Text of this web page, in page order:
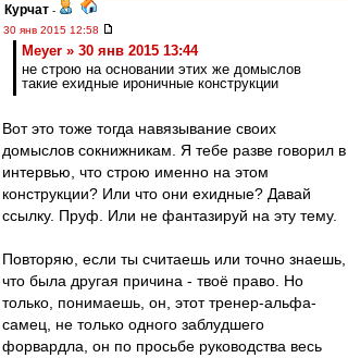
Курчат -
30 янв 2015 12:58
Meyer » 30 янв 2015 13:44
не строю на основании этих же домыслов
такие ехидные ироничные конструкции
Вот это тоже тогда навязывание своих
домыслов сокнижникам. Я тебе разве говорил в
интервью, что строю именно на этом
конструкции? Или что они ехидные? Давай
ссылку. Пруф. Или не фантазируй на эту тему.
Повторяю, если ты считаешь или точно знаешь,
что была другая причина - твоё право. Но
только, понимаешь, он, этот тренер-альфа-
самец, не только одного заблудшего
форвардла, он по просьбе руководства весь